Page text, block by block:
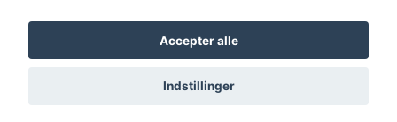
© 2026 Baby-love.dk
Accepter alle
Indstillinger